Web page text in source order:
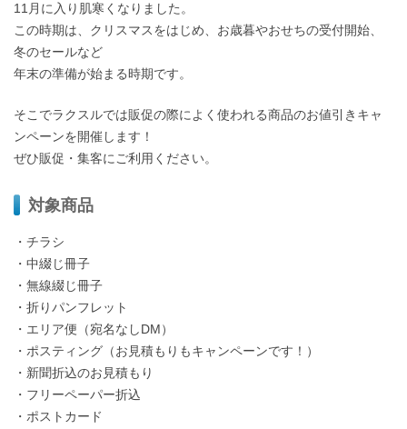
11月に入り肌寒くなりました。
この時期は、クリスマスをはじめ、お歳暮やおせちの受付開始、
冬のセールなど
年末の準備が始まる時期です。
そこでラクスルでは販促の際によく使われる商品のお値引きキャ
ンペーンを開催します！
ぜひ販促・集客にご利用ください。
対象商品
・チラシ
・中綴じ冊子
・無線綴じ冊子
・折りパンフレット
・エリア便（宛名なしDM）
・ポスティング（お見積もりもキャンペーンです！）
・新聞折込のお見積もり
・フリーペーパー折込
・ポストカード